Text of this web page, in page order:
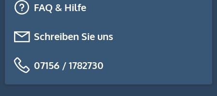
FAQ & Hilfe
Schreiben Sie uns
07156 / 1782730